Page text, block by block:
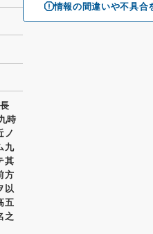
情報の間違いや不具合
時
ノ
九
其
方
以
五
之